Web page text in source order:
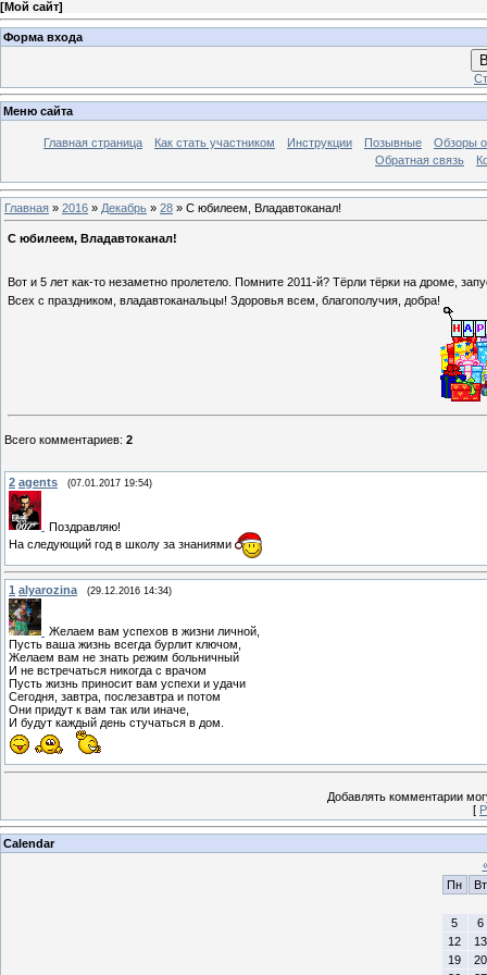
[Мой сайт]
Форма входа
Меню сайта
Главная страница Как стать участником Инструкции Позывные
Обзоры
Обратная связь
Главная » 2016 » Декабрь » 28 » С юбилеем, Владавтоканал!
С юбилеем, Владавтоканал!
Вот и 5 лет как-то незаметно пролетело. Помните 2011-й? Тёрли тёрки на дроме,
Всех с праздником, владавтоканальцы! Здоровья всем, благополучия, добра!
Всего комментариев: 2
2 agents (07.01.2017 19:54)
Поздравляю!
На следующий год в школу за знаниями
1 alyarozina (29.12.2016 14:34)
Желаем вам успехов в жизни личной,
Пусть ваша жизнь всегда бурлит ключом,
Желаем вам не знать режим больничный
И не встречаться никогда с врачом
Пусть жизнь приносит вам успехи и удачи
Сегодня, завтра, послезавтра и потом
Они придут к вам так или иначе,
И будут каждый день стучаться в дом.
Добавлять комментарии
[
Calendar
Пн
Вт
5
6
12
13
19
20